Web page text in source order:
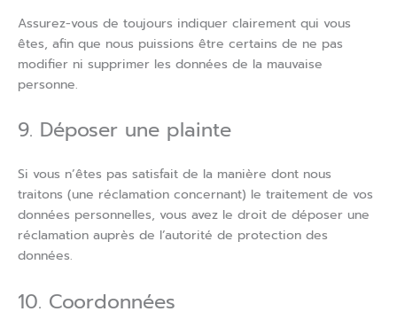
Assurez-vous de toujours indiquer clairement qui vous
êtes, afin que nous puissions être certains de ne pas
modifier ni supprimer les données de la mauvaise
personne.
9. Déposer une plainte
Si vous n’êtes pas satisfait de la manière dont nous
traitons (une réclamation concernant) le traitement de vos
données personnelles, vous avez le droit de déposer une
réclamation auprès de l’autorité de protection des
données.
10. Coordonnées